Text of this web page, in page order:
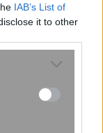
IAB’s List of
it to other
more Google
may click to
party tags to